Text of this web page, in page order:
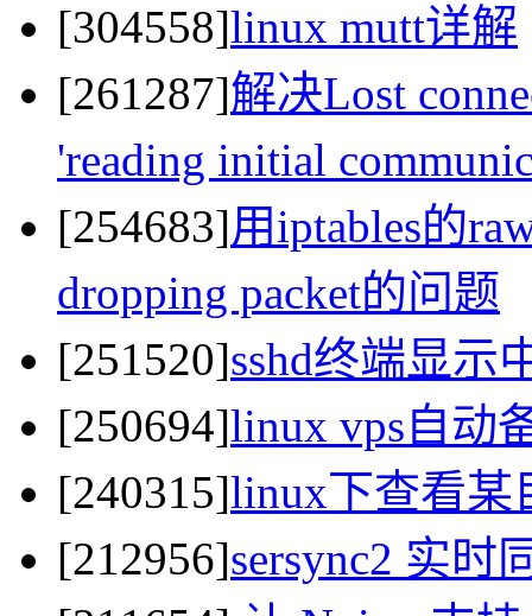
[304558]linux mutt详解
[261287]解决Lost
'reading initial
[254683]用iptables的
dropping packet的问题
[251520]sshd终端显示
[250694]linux vps自动
[240315]linux下查看某
[212956]sersync2 实